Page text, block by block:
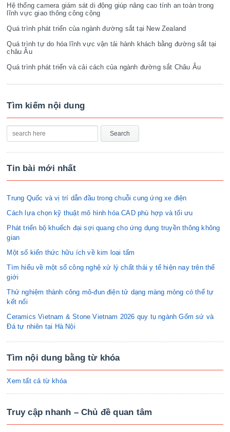
Hệ thống camera giám sát di động giúp nâng cao tính an toàn trong
lĩnh vực giao thông công cộng
Quá trình phát triển của ngành đường sắt tại New Zealand
Quá trình tự do hóa lĩnh vực vận tải hành khách bằng đường sắt tại
châu Âu
Quá trình phát triển và cải cách của ngành đường sắt Châu Âu
Tìm kiếm nội dung
Tin bài mới nhất
Trung Quốc và vị trí dẫn đầu trong chuỗi cung ứng xe điện
Cách lựa chọn kỹ thuật mô hình hóa CAD phù hợp và tối ưu
Phát triển bộ khuếch đại sợi quang cho ứng dụng truyền thông không
gian
Một số kiến thức hữu ích về kim loại tấm
Tìm hiểu về một số công nghệ xử lý chất thải y tế hiện nay trên thế
giới
Thử nghiệm thành công mô-đun điện tử dạng màng mỏng có thể tự
kết nối
Ceramics Vietnam & Stone Vietnam 2026 quy tụ ngành Gốm sứ và
Đá tự nhiên tại Hà Nội
Tìm nội dung bằng từ khóa
Xem tất cả từ khóa
Truy cập nhanh – Chủ đề quan tâm